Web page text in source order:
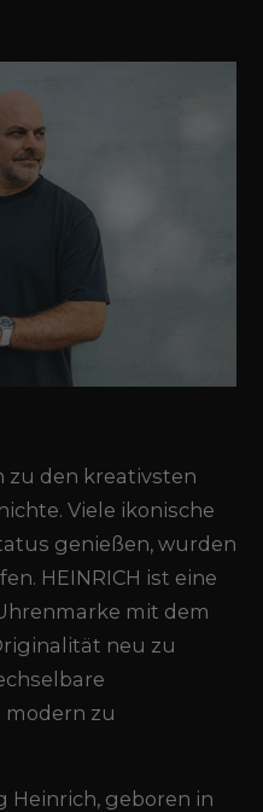
zu den kreativsten
Viele ikonische
genießen, wurden
HEINRICH ist eine
mit dem
neu zu
modern zu
Heinrich, geboren in